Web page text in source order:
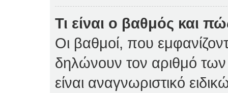
Τι είναι ο βαθμός και
Οι βαθμοί, που
δηλώνουν τον αριθμό
είναι αναγνωριστικό